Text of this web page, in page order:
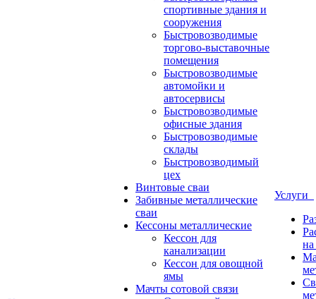
спортивные здания и
сооружения
Быстровозводимые
торгово-выставочные
помещения
Быстровозводимые
автомойки и
автосервисы
Быстровозводимые
офисные здания
Быстровозводимые
склады
Быстровозводимый
цех
Винтовые сваи
Забивные металлические
сваи
Кессоны металлические
Кессон для
канализации
Кессон для овощной
ямы
Мачты сотовой связи
Услуги